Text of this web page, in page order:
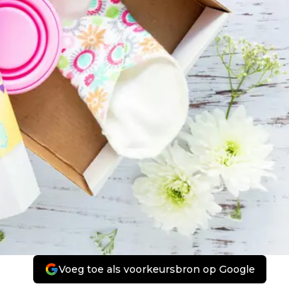
Voeg toe als voorkeursbron op Google